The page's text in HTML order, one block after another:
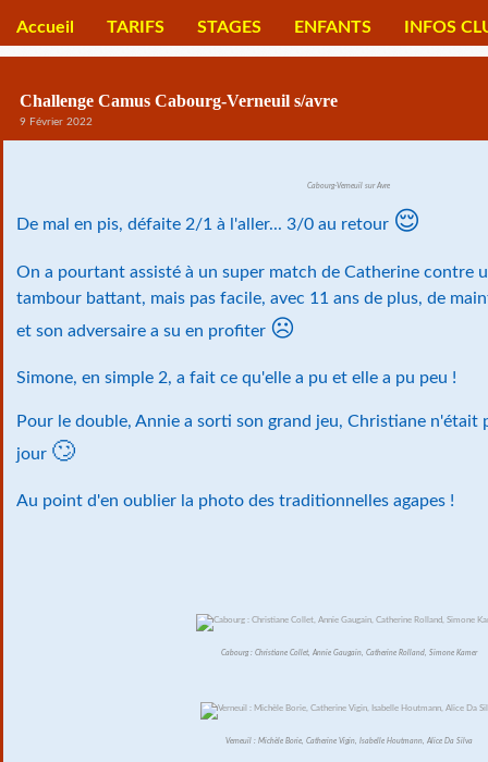
Accueil TARIFS STAGES ENFANTS INFOS
Challenge Camus Cabourg-Verneuil s/avre
9 Février 2022
Cabourg-Verneuil sur Avre
De mal en pis, défaite 2/1 à l'aller... 3/0 au retour 😌
On a pourtant assisté à un super match de Catherine contre
tambour battant, mais pas facile, avec 11 ans de plus, de
et son adversaire a su en profiter ☹
Simone, en simple 2, a fait ce qu'elle a pu et elle a pu peu !
Pour le double, Annie a sorti son grand jeu, Christiane n'était
jour 🙄
Au point d'en oublier la photo des traditionnelles agapes !
Cabourg : Christiane Collet, Annie Gaugain, Catherine Rolland, Simone Kamer
Verneuil : Michèle Borie, Catherine Vigin, Isabelle Houtmann, Alice Da Silva